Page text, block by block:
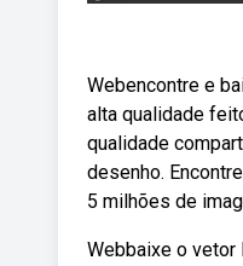
Webencontre e
alta qualidade
qualidade
desenho.
5 milhões de
Webbaixe o